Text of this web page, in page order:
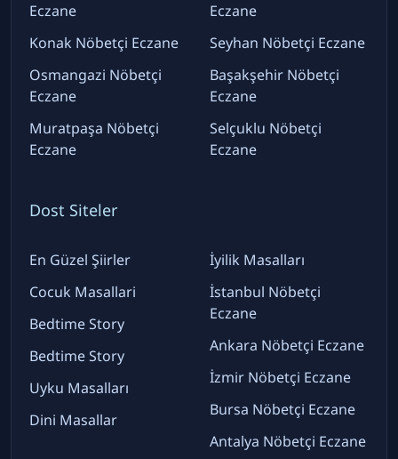
Eczane
Konak Nöbetçi Eczane
Osmangazi Nöbetçi
Eczane
Muratpaşa Nöbetçi
Eczane
Eczane
Seyhan Nöbetçi Eczane
Başakşehir Nöbetçi
Eczane
Selçuklu Nöbetçi
Eczane
Dost Siteler
En Güzel Şiirler
Cocuk Masallari
Bedtime Story
Bedtime Story
Uyku Masalları
Dini Masallar
İyilik Masalları
İstanbul Nöbetçi
Eczane
Ankara Nöbetçi Eczane
İzmir Nöbetçi Eczane
Bursa Nöbetçi Eczane
Antalya Nöbetçi Eczane